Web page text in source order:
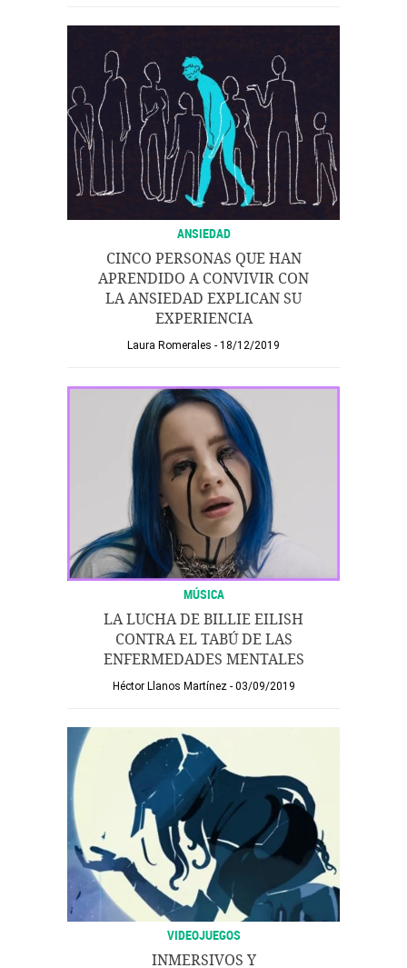
ANSIEDAD
CINCO PERSONAS QUE HAN
APRENDIDO A CONVIVIR CON
LA ANSIEDAD EXPLICAN SU
EXPERIENCIA
Laura Romerales 18/12/2019
MÚSICA
LA LUCHA DE BILLIE EILISH
CONTRA EL TABÚ DE LAS
ENFERMEDADES MENTALES
Héctor Llanos Martínez 03/09/2019
VIDEOJUEGOS
INMERSIVOS Y